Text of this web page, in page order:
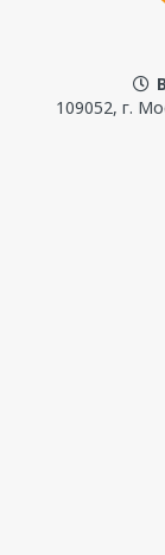
109052, г.